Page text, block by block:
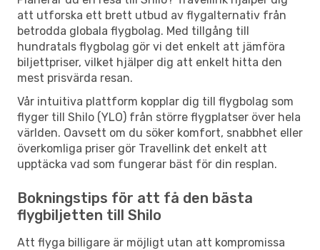
att utforska ett brett utbud av flygalternativ från
betrodda globala flygbolag. Med tillgång till
hundratals flygbolag gör vi det enkelt att jämföra
biljettpriser, vilket hjälper dig att enkelt hitta den
mest prisvärda resan.
Vår intuitiva plattform kopplar dig till flygbolag som
flyger till Shilo (YLO) från större flygplatser över hela
världen. Oavsett om du söker komfort, snabbhet eller
överkomliga priser gör Travellink det enkelt att
upptäcka vad som fungerar bäst för din resplan.
Bokningstips för att få den bästa
flygbiljetten till Shilo
Att flyga billigare är möjligt utan att kompromissa